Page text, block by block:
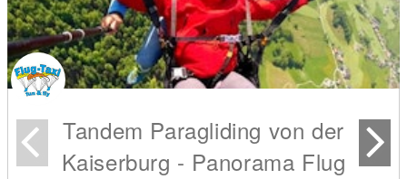
Tandem Paragliding von der
Kaiserburg - Panorama Flug